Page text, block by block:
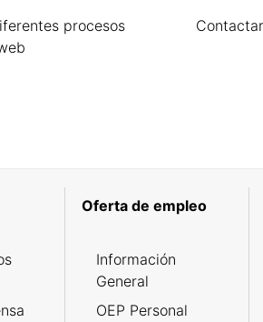
procesos
Oferta de empleo
Información
General
OEP Personal